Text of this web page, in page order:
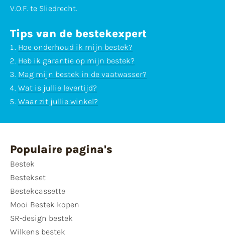
V.O.F. te Sliedrecht.
Tips van de bestekexpert
Hoe onderhoud ik mijn bestek?
Heb ik garantie op mijn bestek?
Mag mijn bestek in de vaatwasser?
Wat is jullie levertijd?
Waar zit jullie winkel?
Populaire pagina's
Bestek
Bestekset
Bestekcassette
Mooi Bestek kopen
SR-design bestek
Wilkens bestek